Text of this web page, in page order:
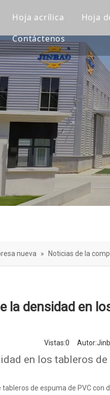
Hoja acrílica
Hoja de acrílico
Hoja de acrílico
Hoja de acrílico de
Extruir lámina acrílica
Hoja de acrílico
Hoja de acrílico
Hoja de acrílico de
Hoja acrílica súper
Hoja
Contáctenos
nueva » Noticias de la
la densidad en
Vistas:0
en los tableros
de espuma de PVC